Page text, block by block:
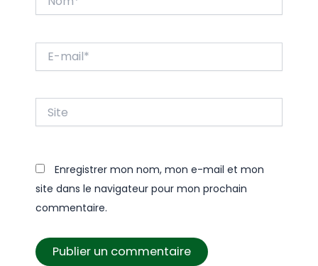
mail*
Enregistrer mon nom, mon e-mail et mon
site dans le navigateur pour mon prochain
commentaire.